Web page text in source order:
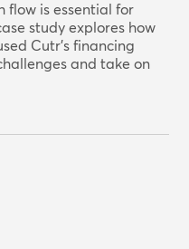
flow is essential for
study explores how
Cutr's financing
and take on